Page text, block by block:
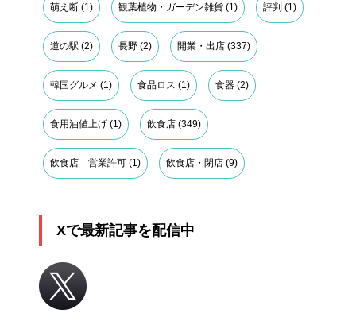
萌え断 (1) 観葉植物・ガーデン雑貨 (1) 評判 (1)
道の駅 (2) 長野 (2) 開業・出店 (337)
韓国グルメ (1) 食品ロス (1) 食器 (2)
食用油値上げ (1) 飲食店 (349)
飲食店 営業許可 (1) 飲食店・閉店 (9)
Xで最新記事を配信中